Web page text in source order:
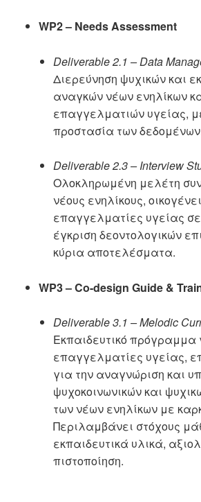
WP2 – Needs Assessment
Deliverable 2.1 – Data
Διερεύνηση ψυχικών και
αναγκών νέων ενηλίκων
επαγγελματιών υγείας,
προστασία των
Deliverable 2.3 – Interview
Ολοκληρωμένη μελέτη
νέους ενηλίκους,
επαγγελματίες υγείας
έγκριση δεοντολογικών
κύρια αποτελέσματα.
WP3 – Co-design Guide &
Deliverable 3.1 – Melodic
Εκπαιδευτικό πρόγραμμα
επαγγελματίες υγείας,
για την αναγνώριση και
ψυχοκοινωνικών και
των νέων ενηλίκων με
Περιλαμβάνει στόχους
εκπαιδευτικά υλικά,
πιστοποίηση.